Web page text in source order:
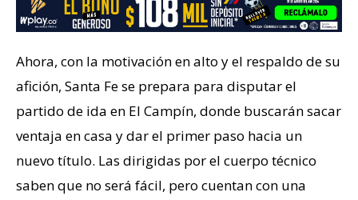
Ahora, con la motivación en alto y el respaldo de su
afición, Santa Fe se prepara para disputar el
partido de ida en El Campín, donde buscarán sacar
ventaja en casa y dar el primer paso hacia un
nuevo título. Las dirigidas por el cuerpo técnico
saben que no será fácil, pero cuentan con una